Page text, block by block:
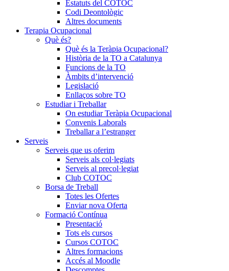
Estatuts del COTOC
Codi Deontològic
Altres documents
Terapia Ocupacional
Què és?
Què és la Teràpia Ocupacional?
Història de la TO a Catalunya
Funcions de la TO
Àmbits d’intervenció
Legislació
Enllaços sobre TO
Estudiar i Treballar
On estudiar Teràpia Ocupacional
Convenis Laborals
Treballar a l’estranger
Serveis
Serveis que us oferim
Serveis als col·legiats
Serveis al precol·legiat
Club COTOC
Borsa de Treball
Totes les Ofertes
Enviar nova Oferta
Formació Contínua
Presentació
Tots els cursos
Cursos COTOC
Altres formacions
Accés al Moodle